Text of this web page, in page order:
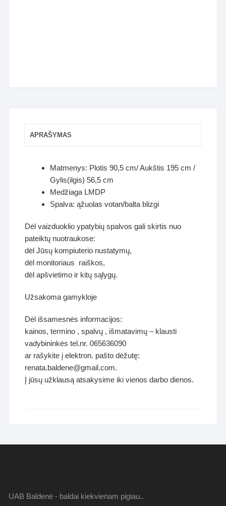
APRAŠYMAS
Matmenys: Plotis 90,5 cm/ Aukštis 195 cm /
Gylis(ilgis) 56,5 cm
Medžiaga LMDP
Spalva: ąžuolas votan/balta blizgi
Dėl vaizduoklio ypatybių spalvos gali skirtis nuo
pateiktų nuotraukose:
dėl Jūsų kompiuterio nustatymų,
dėl monitoriaus raiškos,
dėl apšvietimo ir kitų sąlygų.
Užsakoma gamykloje
Dėl išsamesnės informacijos:
kainos, termino , spalvų , išmatavimų – klausti
vadybininkės tel.nr. 065636090
ar rašykite į elektron. pašto dėžutę:
renata.baldene@gmail.com.
Į jūsų užklausą atsakysime iki vienos darbo dienos.
UAB Baldenė - baldai kiekvienam pigiau..